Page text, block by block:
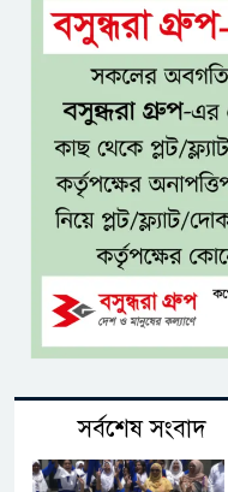
সর্বশেষ সংবাদ